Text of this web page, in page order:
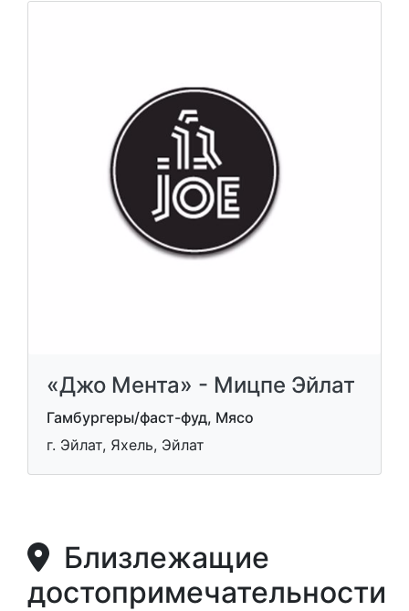
«Джо Мента» - Мицпе Эйлат
Гамбургеры/фаст-фуд, Мясо
г. Эйлат, Яхель, Эйлат
Близлежащие
достопримечательности